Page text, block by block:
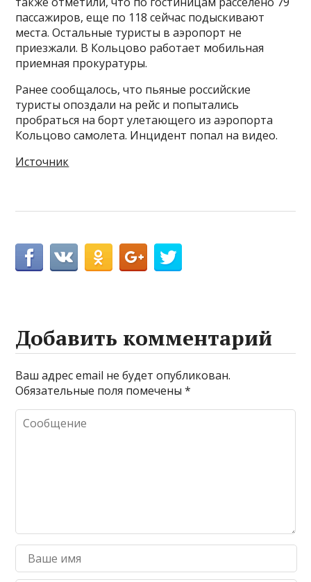
пассажиров, еще по 118 сейчас подыскивают
места. Остальные туристы в аэропорт не
приезжали. В Кольцово работает мобильная
приемная прокуратуры.
Ранее сообщалось, что пьяные российские
туристы опоздали на рейс и попытались
пробраться на борт улетающего из аэропорта
Кольцово самолета. Инцидент попал на видео.
Источник
Добавить комментарий
Ваш адрес email не будет опубликован.
Обязательные поля помечены*